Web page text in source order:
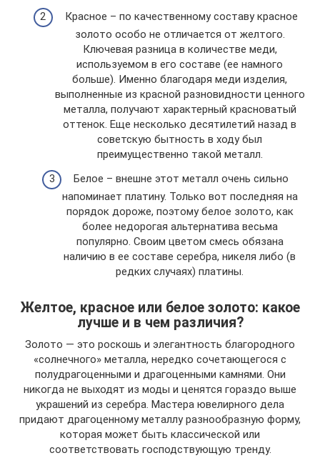
Красное – по качественному составу красное
золото особо не отличается от желтого.
Ключевая разница в количестве меди,
используемом в его составе (ее намного
больше). Именно благодаря меди изделия,
выполненные из красной разновидности ценного
металла, получают характерный красноватый
оттенок. Еще несколько десятилетий назад в
советскую бытность в ходу был
преимущественно такой металл.
Белое – внешне этот металл очень сильно
напоминает платину. Только вот последняя на
порядок дороже, поэтому белое золото, как
более недорогая альтернатива весьма
популярно. Своим цветом смесь обязана
наличию в ее составе серебра, никеля либо (в
редких случаях) платины.
Желтое, красное или белое золото: какое
лучше и в чем различия?
Золото — это роскошь и элегантность благородного
«солнечного» металла, нередко сочетающегося с
полудрагоценными и драгоценными камнями. Они
никогда не выходят из моды и ценятся гораздо выше
украшений из серебра. Мастера ювелирного дела
придают драгоценному металлу разнообразную форму,
которая может быть классической или
соответствовать господствующую тренду.